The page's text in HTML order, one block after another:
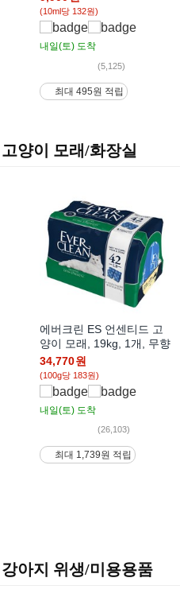
(10ml당 132원)
내일(토) 도착
(5,125)
최대 495원 적립
고양이 모래/화장실
에버크린 ES 언센티드 고
양이 모래, 19kg, 1개, 무향
34,770원
(100g당 183원)
내일(토) 도착
(26,103)
최대 1,739원 적립
강아지 위생/미용용품